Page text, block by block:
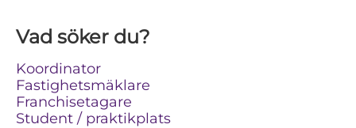
Vad söker du?
Koordinator
Fastighetsmäklare
Franchisetagare
Student / praktikplats